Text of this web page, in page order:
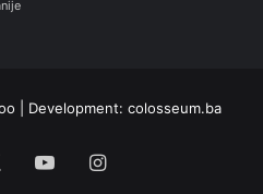
| Development: colosseum.ba
YouTubeInstagram